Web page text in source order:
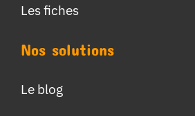
Les fiches
Nos solutions
Le blog